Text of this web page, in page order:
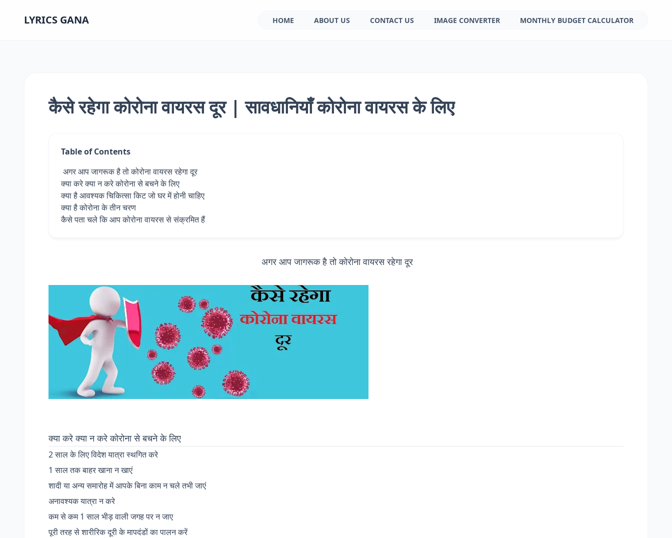
LYRICS GANA HOME ABOUT US CONTACT US IMAGE CONVERTER MONTHLY BUDGET CALCULATOR
कैसे रहेगा कोरोना वायरस दूर | सावधानियाँ कोरोना वायरस के लिए
Table of Contents
अगर आप जागरूक है तो कोरोना वायरस रहेगा दूर
क्या करे क्या न करे कोरोना से बचने के लिए
क्या है आवश्यक चिकित्सा किट जो घर में होनी चाहिए
क्या है कोरोना के तीन चरण
कैसे पता चले कि आप कोरोना वायरस से संक्रमित हैं
अगर आप जागरूक है तो कोरोना वायरस रहेगा दूर
क्या करे क्या न करे कोरोना से बचने के लिए
2सालकेलिएविदेशयात्रास्थगितकरे
1सालतकबाहरखानानखाएं
शादीयाअन्यसमारोहमेंआपकेबिनाकामनचलेतभीजाएं
अनावश्यकयात्रानकरे
कमसेकम1सालभीड़वालीजगहपरनजाए
पूरीतरहसेशारीरिकदूरीकेमापदंडोंकापालनकरें